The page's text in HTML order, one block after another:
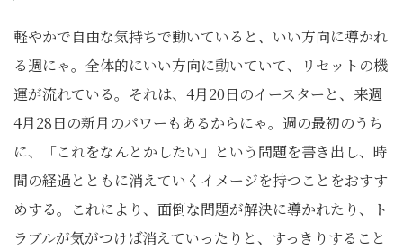
軽やかで自由な気持ちで動いていると、いい方向に導かれ
る週にゃ。全体的にいい方向に動いていて、リセットの機
運が流れている。それは、4月20日のイースターと、来週
4月28日の新月のパワーもあるからにゃ。週の最初のうち
に、「これをなんとかしたい」という問題を書き出し、時
間の経過とともに消えていくイメージを持つことをおすす
めする。これにより、面倒な問題が解決に導かれたり、ト
ラブルが気がつけば消えていったりと、すっきりすること